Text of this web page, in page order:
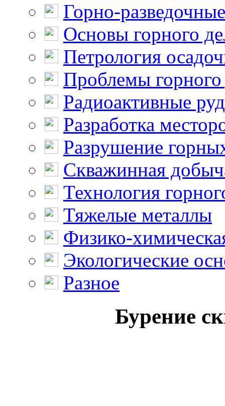
Горно-
Основы горного
Петрология
Проблемы горного
Радиоактивные
Разработка
Разрушение
Скважинная
Технология
Тяжелые металлы
Физико-
Экологические
Разное
Бурение